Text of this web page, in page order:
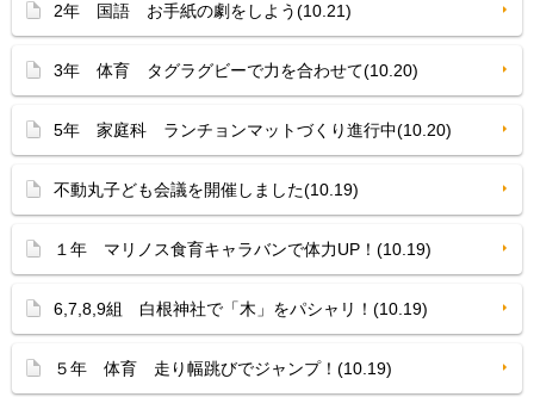
2年 国語 お手紙の劇をしよう(10.21)
3年 体育 タグラグビーで力を合わせて(10.20)
5年 家庭科 ランチョンマットづくり進行中(10.20)
不動丸子ども会議を開催しました(10.19)
１年 マリノス食育キャラバンで体力UP！(10.19)
6,7,8,9組 白根神社で「木」をパシャリ！(10.19)
５年 体育 走り幅跳びでジャンプ！(10.19)